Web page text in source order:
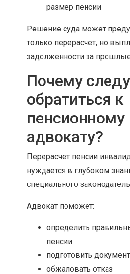
размер пенсии
Решение суда может
только перерасчет, но
задолженности за
Почему
обратиться к
пенсионному
адвокату?
Перерасчет пенсии
нуждается в глубоком
специального
Адвокат поможет:
определить
пенсии
подготовить
обжаловать отказ